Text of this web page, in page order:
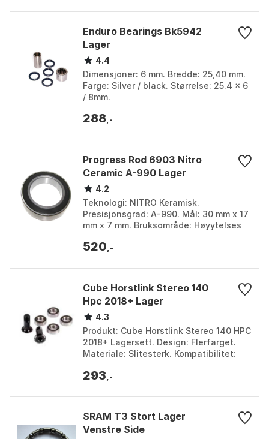
pålitelig montering anbefales fagverksted med
korrekt presseverktøy og momentrutiner. Produktet
følger etablerte kvalitetsprinsipper for hybrid-
keramiske lagre (Si3N4-kuler, herdede stålringer) og
yter best når forspenn, renhet og smøring er
Enduro Bearings Bk5942
Lager
4.4
Dimensjoner: 6 mm. Bredde: 25,40 mm.
Farge: Silver / black. Størrelse: 25.4 x 6
/ 8mm.
288 ,-
Progress Rod 6903 Nitro
Ceramic A-990 Lager
4.2
Teknologi: NITRO Keramisk.
Presisjonsgrad: A-990. Mål: 30 mm x 17
mm x 7 mm. Bruksområde: Høyytelses
kompatible kranklagre. Farge:...
520 ,-
Cube Horstlink Stereo 140
Hpc 2018+ Lager
4.3
Produkt: Cube Horstlink Stereo 140 HPC
2018+ Lagersett. Design: Flerfarget.
Materiale: Slitesterk. Kompatibilitet:
Farge: M...
293 ,-
SRAM T3 Stort Lager
Venstre Side